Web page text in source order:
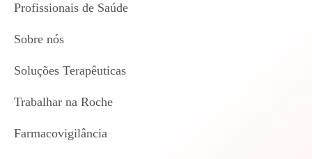
Profissionais de Saúde
Sobre nós
Soluções Terapêuticas
Trabalhar na Roche
Farmacovigilância